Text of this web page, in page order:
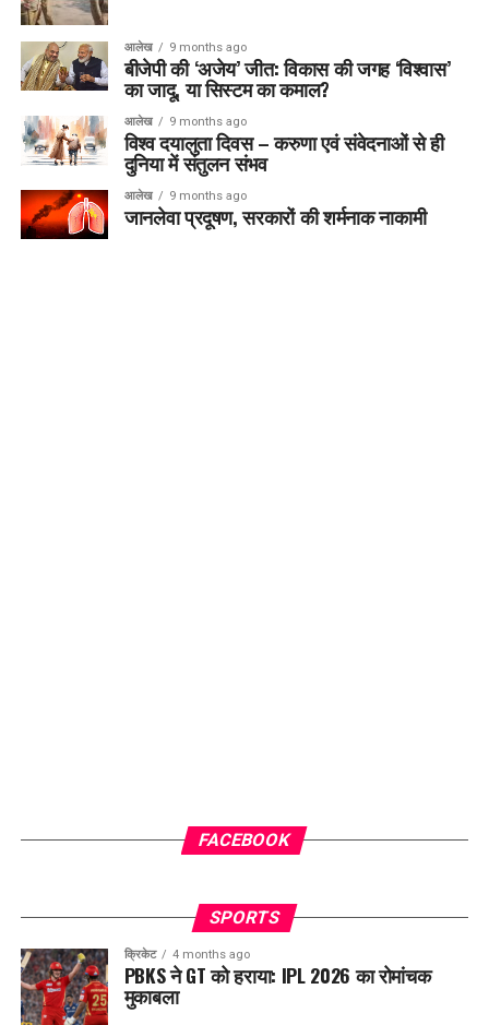
आलेख 9 months ago
बीजेपी की ‘अजेय’ जीत: विकास की जगह ‘विश्वास’
का जादू, या सिस्टम का कमाल?
आलेख 9 months ago
विश्व दयालुता दिवस – करुणा एवं संवेदनाओं से ही
दुनिया में संतुलन संभव
आलेख 9 months ago
जानलेवा प्रदूषण, सरकारों की शर्मनाक नाकामी
FACEBOOK
SPORTS
क्रिकेट 4 months ago
PBKS ने GT को हराया: IPL 2026 का रोमांचक
मुकाबला